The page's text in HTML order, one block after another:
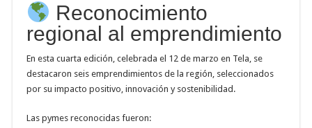
Reconocimiento
regional al emprendimiento
En esta cuarta edición, celebrada el 12 de marzo en Tela, se
destacaron seis emprendimientos de la región, seleccionados
por su impacto positivo, innovación y sostenibilidad.
Las pymes reconocidas fueron: